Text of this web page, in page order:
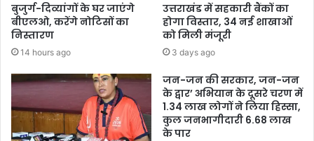
बुजुर्ग-दिव्यांगों के घर जाएंगे
बीएलओ, करेंगे नोटिसों का
निस्तारण
14 hours ago
उत्तराखंड में सहकारी बैंकों का
होगा विस्तार, 34 नई शाखाओं
को मिली मंजूरी
3 days ago
जन-जन की सरकार, जन-जन
के द्वार’ अभियान के दूसरे चरण में
1.34 लाख लोगों ने लिया हिस्सा,
कुल जनभागीदारी 6.68 लाख
के पार